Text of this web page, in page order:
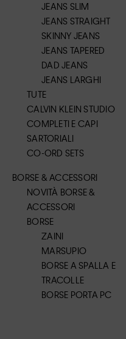
JEANS SLIM
JEANS STRAIGHT
SKINNY JEANS
JEANS TAPERED
DAD JEANS
JEANS LARGHI
TUTE
CALVIN KLEIN STUDIO
COMPLETI E CAPI
SARTORIALI
CO-ORD SETS
BORSE & ACCESSORI
NOVITÀ BORSE &
ACCESSORI
BORSE
ZAINI
MARSUPIO
BORSE A SPALLA E
TRACOLLE
BORSE PORTA PC